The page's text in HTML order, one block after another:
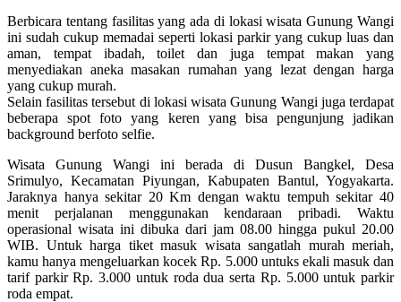
Berbicara tentang fasilitas yang ada di lokasi wisata Gunung Wangi
ini sudah cukup memadai seperti lokasi parkir yang cukup luas dan
aman, tempat ibadah, toilet dan juga tempat makan yang
menyediakan aneka masakan rumahan yang lezat dengan harga
yang cukup murah.
Selain fasilitas tersebut di lokasi wisata Gunung Wangi juga terdapat
beberapa spot foto yang keren yang bisa pengunjung jadikan
background berfoto selfie.
Wisata Gunung Wangi ini berada di Dusun Bangkel, Desa
Srimulyo, Kecamatan Piyungan, Kabupaten Bantul, Yogyakarta.
Jaraknya hanya sekitar 20 Km dengan waktu tempuh sekitar 40
menit perjalanan menggunakan kendaraan pribadi. Waktu
operasional wisata ini dibuka dari jam 08.00 hingga pukul 20.00
WIB. Untuk harga tiket masuk wisata sangatlah murah meriah,
kamu hanya mengeluarkan kocek Rp. 5.000 untuks ekali masuk dan
tarif parkir Rp. 3.000 untuk roda dua serta Rp. 5.000 untuk parkir
roda empat.